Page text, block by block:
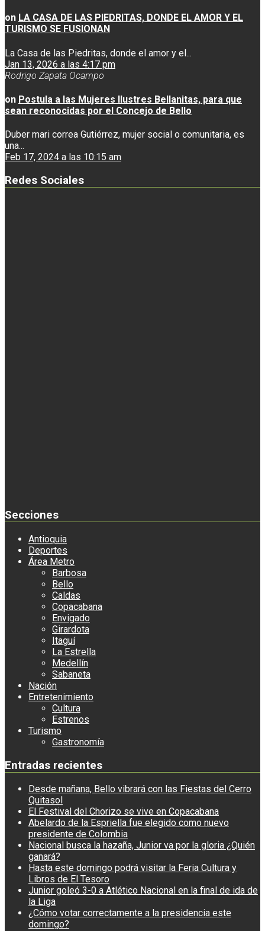
on LA CASA DE LAS PIEDRITAS, DONDE EL AMOR Y EL
TURISMO SE FUSIONAN
La Casa de las Piedritas, donde el amor y el...
Jan 13, 2026 a las 4:17 pm
Rodrigo Zapata Ocampo
on Postula a las Mujeres Ilustres Bellanitas, para que
sean reconocidas por el Concejo de Bello
Duber mari correa Gutiérrez, mujer social o comunitaria, es
una...
Feb 17, 2024 a las 10:15 am
Redes Sociales
Secciones
Antioquia
Deportes
Área Metro
Barbosa
Bello
Caldas
Copacabana
Envigado
Girardota
Itaguí
La Estrella
Medellín
Sabaneta
Nación
Entretenimiento
Cultura
Estrenos
Turismo
Gastronomía
Entradas recientes
Desde mañana, Bello vibrará con las Fiestas del Cerro
Quitasol
El Festival del Chorizo se vive en Copacabana
Abelardo de la Espriella fue elegido como nuevo
presidente de Colombia
Nacional busca la hazaña, Junior va por la gloria ¿Quién
ganará?
Hasta este domingo podrá visitar la Feria Cultura y
Libros de El Tesoro
Junior goleó 3-0 a Atlético Nacional en la final de ida de
la Liga
¿Cómo votar correctamente a la presidencia este
domingo?